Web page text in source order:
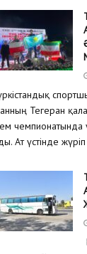
Тегеран
чемпионатында
Ат үстінде